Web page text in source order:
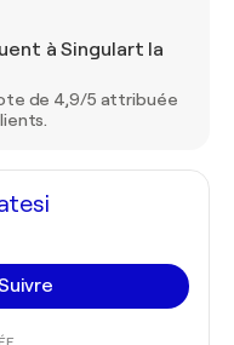
à Singulart la
de 4,9/5 attribuée